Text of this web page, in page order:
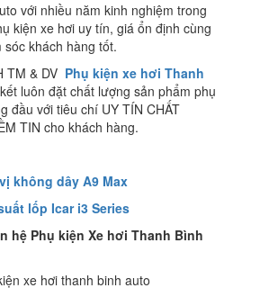
với nhiều năm kinh nghiệm trong
kiện xe hơi uy tín, giá ổn định cùng
sóc khách hàng tốt.
TM & DV Phụ kiện xe hơi Thanh
luôn đặt chất lượng sản phẩm phụ
đầu với tiêu chí UY TÍN CHẤT
TIN cho khách hàng.
không dây A9 Max
lốp Icar i3 Series
hệ Phụ kiện Xe hơi Thanh Bình
xe hơi thanh binh auto